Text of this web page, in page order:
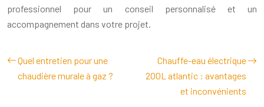
professionnel pour un conseil personnalisé et un
accompagnement dans votre projet.
Quel entretien pour une
chaudière murale à gaz ?
Chauffe-eau électrique
200L atlantic : avantages
et inconvénients